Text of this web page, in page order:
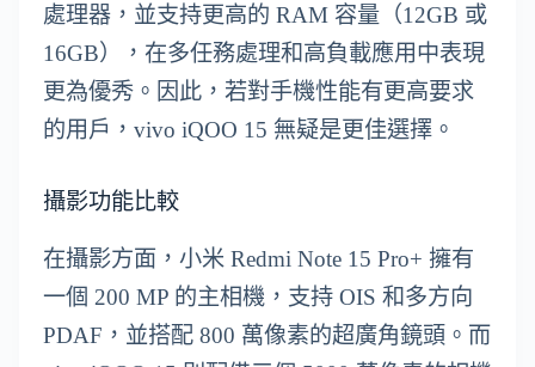
處理器，並支持更高的 RAM 容量（12GB 或
16GB），在多任務處理和高負載應用中表現
更為優秀。因此，若對手機性能有更高要求
的用戶，vivo iQOO 15 無疑是更佳選擇。
攝影功能比較
在攝影方面，小米 Redmi Note 15 Pro+ 擁有
一個 200 MP 的主相機，支持 OIS 和多方向
PDAF，並搭配 800 萬像素的超廣角鏡頭。而